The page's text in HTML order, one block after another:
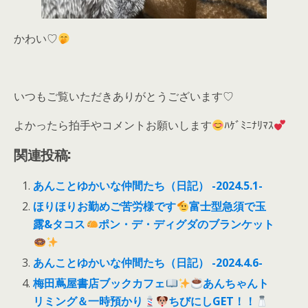
かわい♡
いつもご覧いただきありがとうございます♡
よかったら拍手やコメントお願いします
ﾊｹﾞﾐﾆﾅﾘﾏｽ
関連投稿:
あんことゆかいな仲間たち（日記） -2024.5.1-
ほりほりお勤めご苦労様です
富士型急須で玉
露&タコス
ポン・デ・ディグダのブランケット
あんことゆかいな仲間たち（日記） -2024.4.6-
梅田蔦屋書店ブックカフェ
あんちゃんト
リミング＆一時預かり
ちびにしGET！！